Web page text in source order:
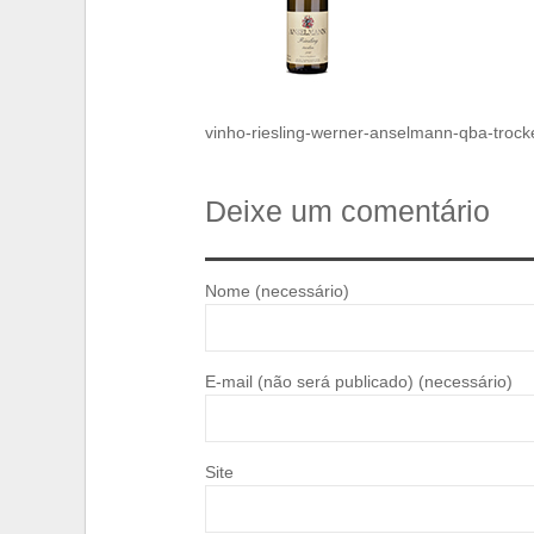
vinho-riesling-werner-anselmann-qba-
Deixe um comentário
Nome (necessário)
E-mail (não será publicado) (necessário)
Site